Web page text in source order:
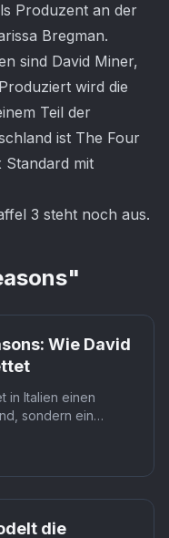
Produzent an der
Bregman.
sind David Miner,
wird die
Teil der
ist The Four
Standard mit
3 steht noch aus.
"
Netflix
Wie David
in Italien einen
sondern ein
Tag für die
die